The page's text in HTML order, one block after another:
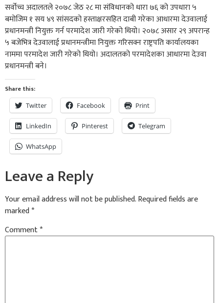
सर्वोच्च अदालतले २०७८ जेठ २८ मा संविधानको धारा ७६ को उपधारा ५
बमोजिम १ सय ४९ सांसदको हस्ताक्षरसहित दाबी गरेका आधारमा देउवालाई
प्रधानमन्त्री नियुक्त गर्न परमादेश जारी गरेको थियो। २०७८ असार २९ अपरान्ह
५ बजेभित्र देउवालाई प्रधानमन्त्रीमा नियुक्त गरिसक्न राष्ट्रपति कार्यालयका
नाममा परमादेश जारी गरेको थियो। अदालतको परमादेशका आधारमा देउवा
प्रधानमन्त्री बने।
Share this:
Twitter Facebook Print
LinkedIn Pinterest Telegram
WhatsApp
Leave a Reply
Your email address will not be published.Required fields are
marked*
Comment*